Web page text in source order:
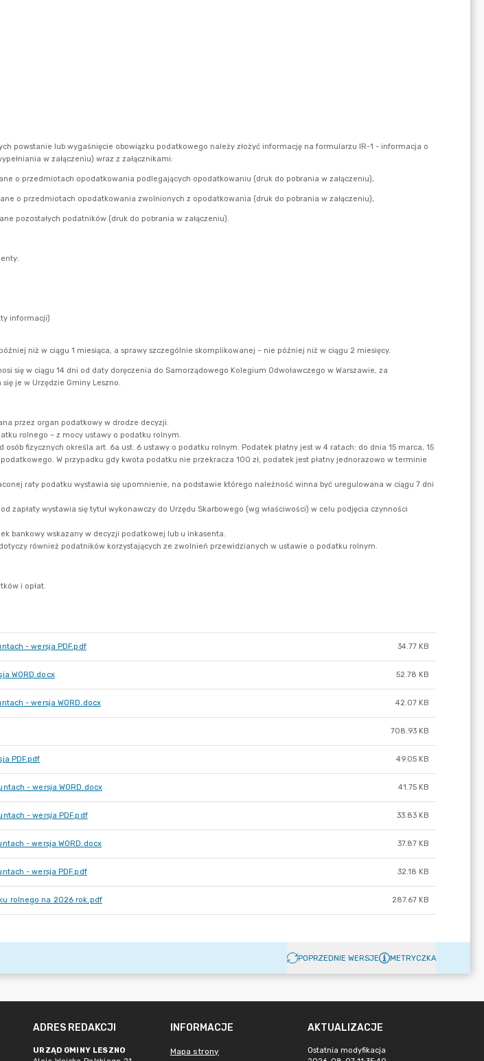
- wersja PDF.pdf 34.77 KB
WORD.docx 52.78 KB
- wersja WORD.docx 42.07 KB
708.93 KB
PDF.pdf 49.05 KB
- wersja WORD.docx 41.75 KB
- wersja PDF.pdf 33.83 KB
- wersja WORD.docx 37.87 KB
- wersja PDF.pdf 32.18 KB
rolnego na 2026 rok.pdf 287.67 KB
POPRZEDNIE WERSJE METRYCZKA
ADRES REDAKCJI
URZĄD GMINY LESZNO
INFORMACJE
Mapa strony
AKTUALIZACJE
Ostatnia modyfikacja